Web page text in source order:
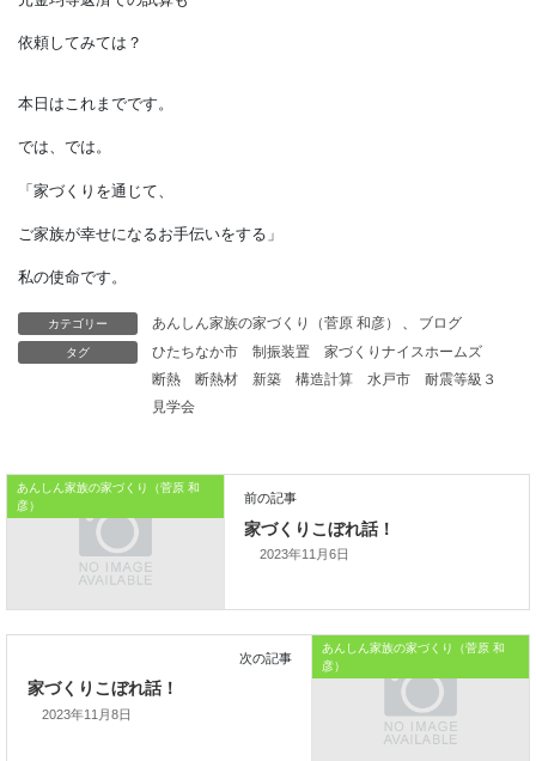
住宅ローン利用者の中には、
限られていますが、
「少しでもお得に返済したい」
「家計に余裕がある」
という方は、
元金均等返済での試算も
本日はこれまでです。
では、では。
ご家族が幸せになるお手伝いをする」
私の使命です。
カテゴリー あんしん家族の家づくり（菅原 和彦） 、
ブログ
タグ
ひたちなか市 制振装置
家づくりナイスホームズ
断熱
断熱材 新築 構造計算 水戸市
耐震等級３
見学会
あんしん家族の家づくり（菅原 和
彦）
2023年11月6日
あんしん家族の家づくり（菅原 和
彦）
2023年11月8日